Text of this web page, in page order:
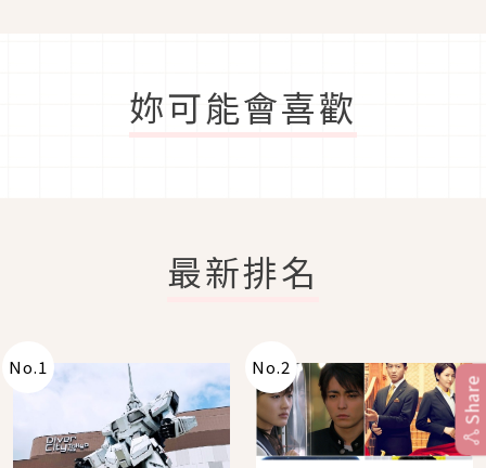
妳可能會喜歡
最新排名
No.1 No.2
Share